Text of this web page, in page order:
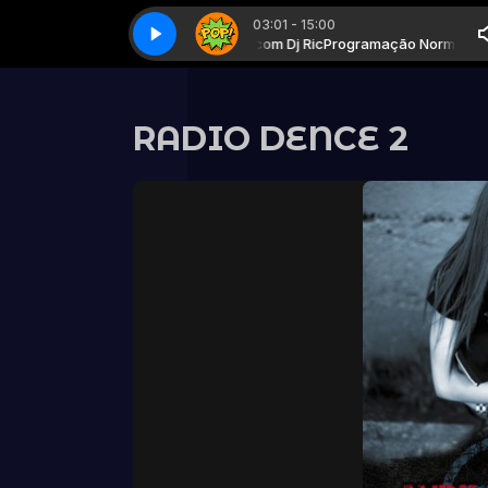
03:01 - 15:00
Programação Normal com Dj RicProgramação Normal
Pop show - Parte 3 Pop show - Parte 3
RADIO DENCE 2